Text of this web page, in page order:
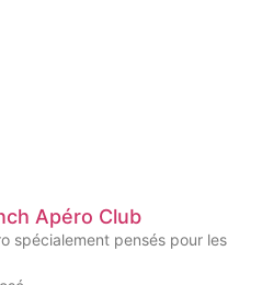
Apéro Club
spécialement pensés pour les